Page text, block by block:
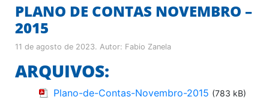
PLANO DE CONTAS NOVEMBRO –
2015
11 de agosto de 2023. Autor: Fabio Zanela
ARQUIVOS:
Plano-de-Contas-Novembro-2015 (783 kB)